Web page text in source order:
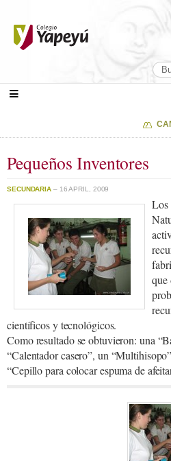
Pequeños Inventores
SECUNDARIA – 16 APRIL, 2009
Los
que
científicos y tecnológicos.
Como resultado se obtuvieron: una
“Calentador casero”, un
“Cepillo para colocar espuma de